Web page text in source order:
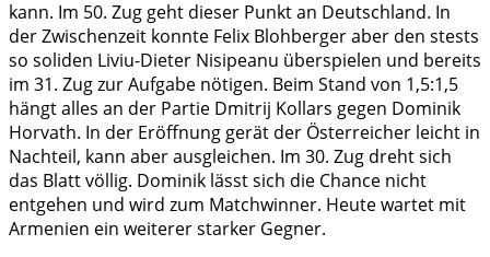
kann. Im 50. Zug geht dieser Punkt an Deutschland. In
der Zwischenzeit konnte Felix Blohberger aber den stests
so soliden Liviu-Dieter Nisipeanu überspielen und bereits
im 31. Zug zur Aufgabe nötigen. Beim Stand von 1,5:1,5
hängt alles an der Partie Dmitrij Kollars gegen Dominik
Horvath. In der Eröffnung gerät der Österreicher leicht in
Nachteil, kann aber ausgleichen. Im 30. Zug dreht sich
das Blatt völlig. Dominik lässt sich die Chance nicht
entgehen und wird zum Matchwinner. Heute wartet mit
Armenien ein weiterer starker Gegner.